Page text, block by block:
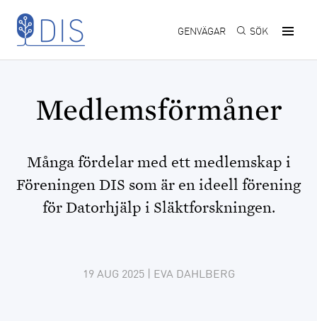
Hoppa till huvudinnehåll
GENVÄGAR SÖK
Medlemsförmåner
Många fördelar med ett medlemskap i
Föreningen DIS som är en ideell förening
för Datorhjälp i Släktforskningen.
19 AUG 2025| EVA DAHLBERG